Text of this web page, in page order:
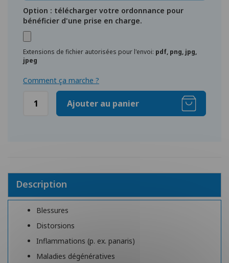
Option : télécharger votre ordonnance pour
bénéficier d'une prise en charge.
Extensions de fichier autorisées pour l'envoi: pdf, png, jpg,
jpeg
Comment ça marche ?
Ajouter au panier
Description
Blessures
Distorsions
Inflammations (p. ex. panaris)
Maladies dégénératives